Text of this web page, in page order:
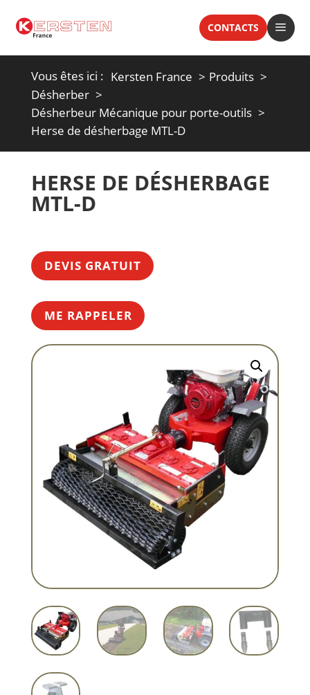
CONTACTS a
Vous êtes ici : Kersten France
Produits
Désherber
Désherbeur Mécanique pour porte-outils
Herse de désherbage MTL-D
HERSE DE DÉSHERBAGE
MTL-D
DEVIS GRATUIT
ME RAPPELER